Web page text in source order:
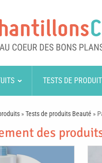
TESTS DE
»Tests de produits Beauté »
des